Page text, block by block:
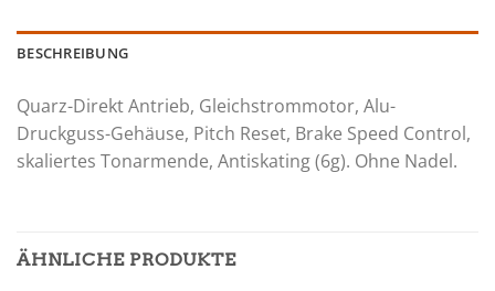
BESCHREIBUNG
Quarz-Direkt Antrieb, Gleichstrommotor, Alu-
Druckguss-Gehäuse, Pitch Reset, Brake Speed Control,
skaliertes Tonarmende, Antiskating (6g). Ohne Nadel.
ÄHNLICHE PRODUKTE